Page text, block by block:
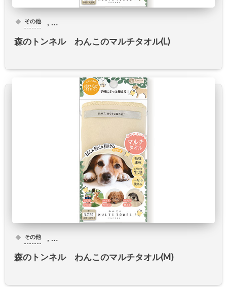
その他 , …
森のトンネル わんこのマルチタオル(L)
その他 , …
森のトンネル わんこのマルチタオル(M)